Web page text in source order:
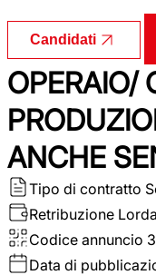
Candidati
OPERAIO/
ANCHE
Tipo di contratto
Retribuzione Lorda
Codice annuncio
Data di